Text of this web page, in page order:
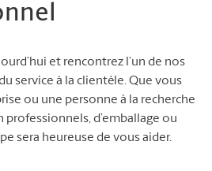
et rencontrez l’un de nos
service à la clientèle. Que vous
ou une personne à la recherche
professionnels, d’emballage ou
sera heureuse de vous aider.